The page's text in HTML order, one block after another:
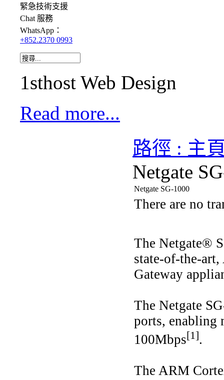
緊急技術支援
Chat 服務
WhatsApp：
+852.2370 0993
1sthost Web Design
Read more...
路徑 : 主
Netgate
Netgate SG-1000
There are no
The Netgate®
state-of-the-
Gateway
The Netgate
ports, enabling
100Mbps[1].
The ARM